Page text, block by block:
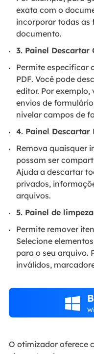
exata com o
incorporar todas as
documento.
3. Painel Descartar
Permite especificar
PDF. Você pode
editor. Por
envios de
nivelar campos de
4. Painel Descartar
Remova quaisquer
possam ser
Ajuda a descartar
privados,
arquivos.
5. Painel de limpeza
Permite remover
Selecione
para o seu arquivo.
inválidos,

O otimizador oferece